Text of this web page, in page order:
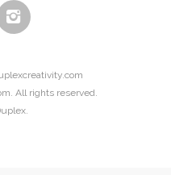
All rights reserved.